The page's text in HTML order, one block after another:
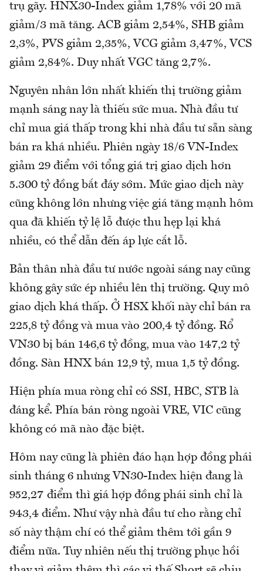
trụ gãy. HNX30-Index giảm 1,78% với 20 mã
giảm/3 mã tăng. ACB giảm 2,54%, SHB giảm
2,3%, PVS giảm 2,35%, VCG giảm 3,47%, VCS
giảm 2,84%. Duy nhất VGC tăng 2,7%.
Nguyên nhân lớn nhất khiến thị trường giảm
mạnh sáng nay là thiếu sức mua. Nhà đầu tư
chỉ mua giá thấp trong khi nhà đầu tư sẵn sàng
bán ra khá nhiều. Phiên ngày 18/6 VN-Index
giảm 29 điểm với tổng giá trị giao dịch hơn
5.300 tỷ đồng bắt đáy sớm. Mức giao dịch này
cũng không lớn nhưng việc giá tăng mạnh hôm
qua đã khiến tỷ lệ lỗ được thu hẹp lại khá
nhiều, có thể dẫn đến áp lực cắt lỗ.
Bản thân nhà đầu tư nước ngoài sáng nay cũng
không gây sức ép nhiều lên thị trường. Quy mô
giao dịch khá thấp. Ở HSX khối này chỉ bán ra
225,8 tỷ đồng và mua vào 200,4 tỷ đồng. Rổ
VN30 bị bán 146,6 tỷ đồng, mua vào 147,2 tỷ
đồng. Sàn HNX bán 12,9 tỷ, mua 1,5 tỷ đồng.
Hiện phía mua ròng chỉ có SSI, HBC, STB là
đáng kể. Phía bán ròng ngoài VRE, VIC cũng
không có mã nào đặc biệt.
Hôm nay cũng là phiên đáo hạn hợp đồng phái
sinh tháng 6 nhưng VN30-Index hiện đang là
952,27 điểm thì giá hợp đồng phái sinh chỉ là
943,4 điểm. Như vậy nhà đầu tư cho rằng chỉ
số này thậm chí có thể giảm thêm tới gần 9
điểm nữa. Tuy nhiên nếu thị trường phục hồi